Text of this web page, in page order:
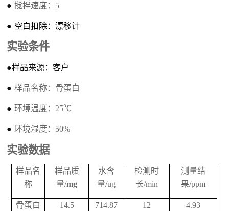
● 搅拌速度： 5
● 空白扣除：漂移计
实验条件
●样品来源 ：客户
● 样品名称 ： 骨蛋白
● 环境温度： 25℃
● 环境湿度 ： 50%
实验数据
样品名
称
样品质
量/mg
水含
量/ug
检测时
长/min
测量结
果/ppm
骨蛋白 14.5 714.87 12 4.93